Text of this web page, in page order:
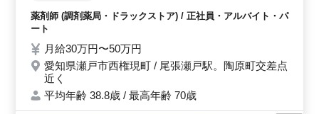
薬歴管理、OTC販売
薬剤師 (調剤薬局・ドラックストア) / 正社員・アルバイト・パ
ート
月給30万円〜50万円
愛知県瀬戸市西権現町 / 尾張瀬戸駅。陶原町交差点
近く
平均年齢 38.8歳 / 最高年齢 70歳